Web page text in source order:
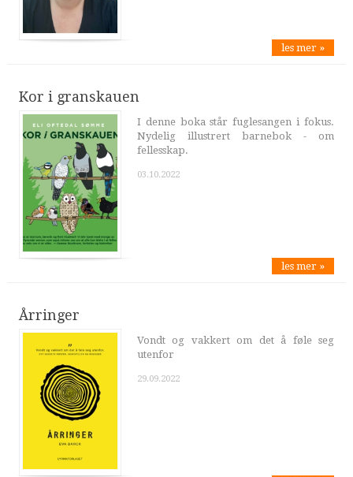
les mer »
Kor i granskauen
I denne boka står fuglesangen i fokus.
Nydelig illustrert barnebok - om
fellesskap.
03.10.2022
les mer »
Årringer
Vondt og vakkert om det å føle seg
utenfor
29.09.2022